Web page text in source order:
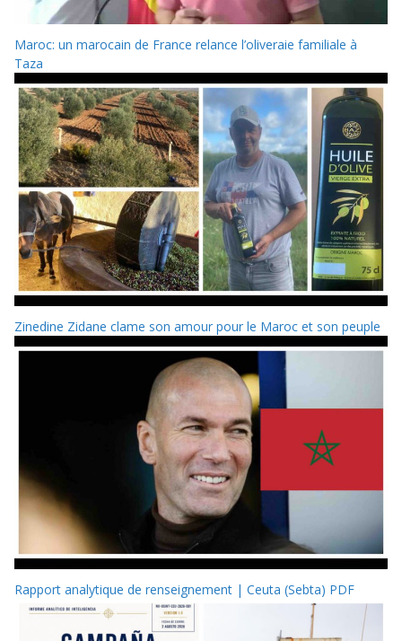
Maroc: un marocain de France relance l’oliveraie familiale à
Taza
Zinedine Zidane clame son amour pour le Maroc et son peuple
Rapport analytique de renseignement | Ceuta (Sebta) PDF